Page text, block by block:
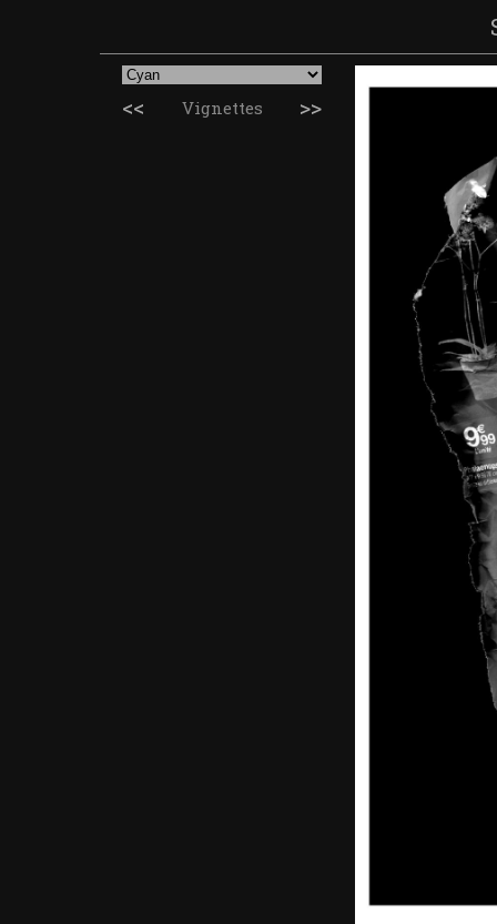
<< >>
Vignettes